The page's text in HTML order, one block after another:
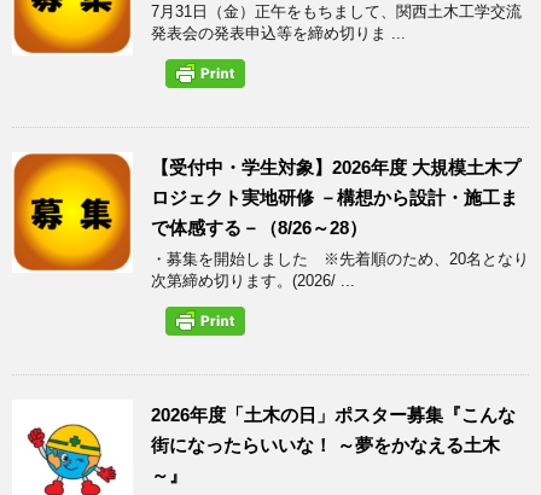
7月31日（金）正午をもちまして、関西土木工学交流
発表会の発表申込等を締め切りま ...
【受付中・学生対象】2026年度 大規模土木プ
ロジェクト実地研修 －構想から設計・施工ま
で体感する－（8/26～28）
・募集を開始しました ※先着順のため、20名となり
次第締め切ります。(2026/ ...
2026年度「土木の日」ポスター募集『こんな
街になったらいいな！ ～夢をかなえる土木
～』